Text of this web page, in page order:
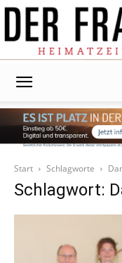
Start
Schlagworte
Schlagwort: